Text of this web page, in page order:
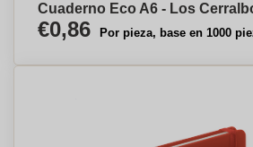
Cuaderno Eco A6 - Los
€0,86 Por pieza, base en 1000